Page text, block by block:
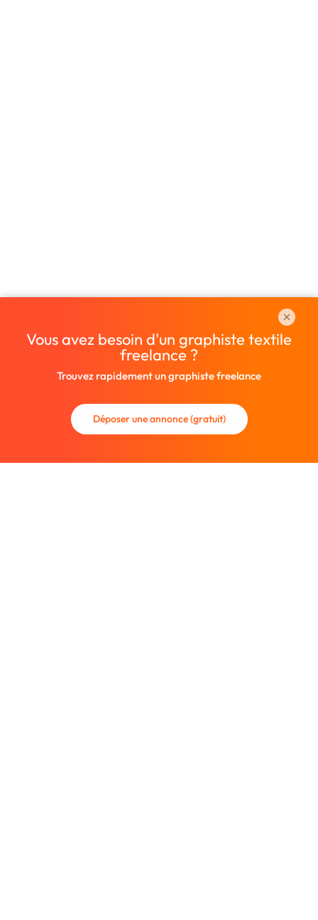
Vous avez besoin d'un graphiste textile
freelance ?
Trouvez rapidement un graphiste freelance
Déposer une annonce (gratuit)